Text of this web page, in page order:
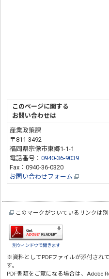
このページに関する
お問い合わせは
産業政策課
〒811-3492
福岡県宗像市東郷1-1-1
電話番号：0940-36-9039
Fax：0940-36-0320
お問い合わせフォーム
このマークがついているリンクは
別ウィンドウで開きます
※資料としてPDFファイルが添付され
す。
PDF書類をご覧になる場合は、Adobe